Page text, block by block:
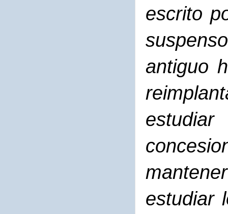
escrito
antiguo
estudiar